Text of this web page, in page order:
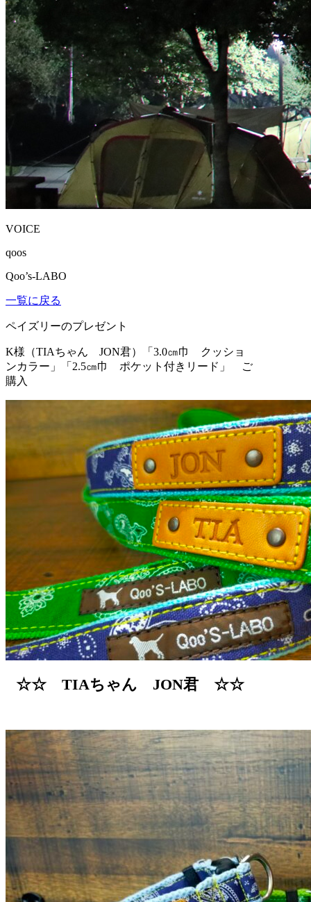
VOICE
qoos
Qoo’s-LABO
一覧に戻る
ペイズリーのプレゼント
K様（TIAちゃん JON君）
「3.0㎝巾 クッショ
ンカラー」「2.5㎝巾 ポケット付きリード」 ご
購入
☆☆ TIAちゃん JON君 ☆☆